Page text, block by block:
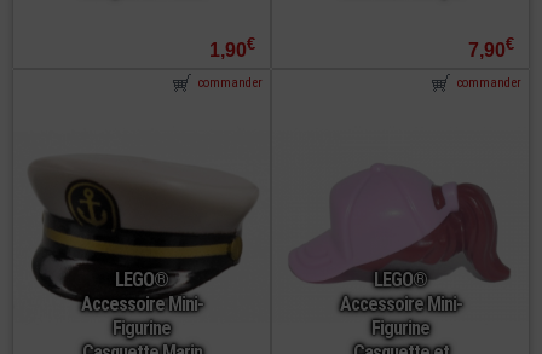
1,90€ 7,90€
LEGO®
Accessoire Mini-
Figurine
commander
LEGO®
Accessoire Mini-
Figurine
commander